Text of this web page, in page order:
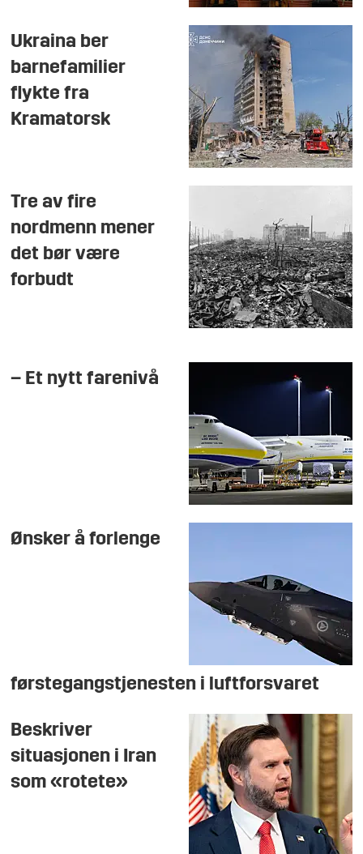
Ukraina ber
barnefamilier
flykte fra
Kramatorsk
Tre av fire
nordmenn mener
det bør være
forbudt
– Et nytt farenivå
Ønsker å forlenge
førstegangstjenesten i luftforsvaret
Beskriver
situasjonen i Iran
som «rotete»